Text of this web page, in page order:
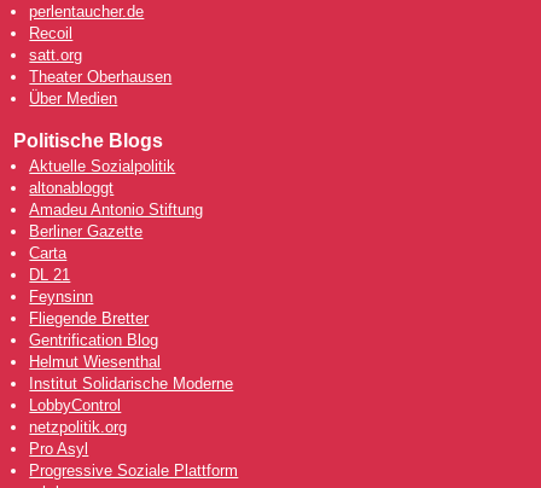
perlentaucher.de
Recoil
satt.org
Theater Oberhausen
Über Medien
Politische Blogs
Aktuelle Sozialpolitik
altonabloggt
Amadeu Antonio Stiftung
Berliner Gazette
Carta
DL 21
Feynsinn
Fliegende Bretter
Gentrification Blog
Helmut Wiesenthal
Institut Solidarische Moderne
LobbyControl
netzpolitik.org
Pro Asyl
Progressive Soziale Plattform